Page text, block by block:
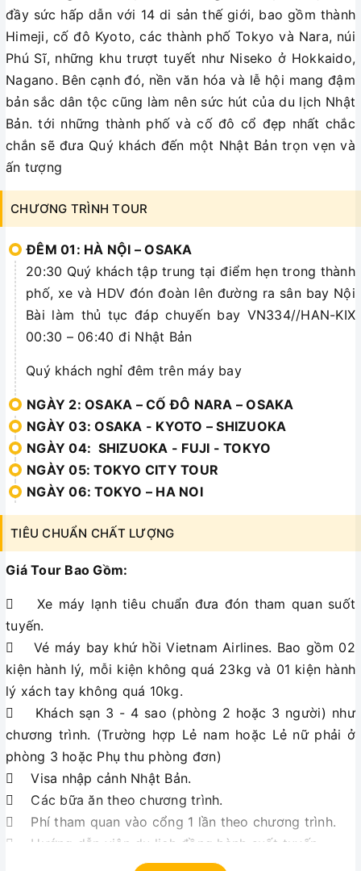
đầy sức hấp dẫn với 14 di sản thế giới, bao gồm thành
Himeji, cố đô Kyoto, các thành phố Tokyo và Nara, núi
Phú Sĩ, những khu trượt tuyết như Niseko ở Hokkaido,
Nagano. Bên cạnh đó, nền văn hóa và lễ hội mang đậm
bản sắc dân tộc cũng làm nên sức hút của du lịch Nhật
Bản. tới những thành phố và cố đô cổ đẹp nhất chắc
chắn sẽ đưa Quý khách đến một Nhật Bản trọn vẹn và
ấn tượng
CHƯƠNG TRÌNH TOUR
ĐÊM 01: HÀ NỘI – OSAKA
20:30 Quý khách tập trung tại điểm hẹn trong thành
phố, xe và HDV đón đoàn lên đường ra sân bay Nội
Bài làm thủ tục đáp chuyến bay VN334//HAN-KIX
00:30 – 06:40 đi Nhật Bản
Quý khách nghỉ đêm trên máy bay
NGÀY 2: OSAKA – CỐ ĐÔ NARA – OSAKA
NGÀY 03: OSAKA - KYOTO – SHIZUOKA
NGÀY 04: SHIZUOKA - FUJI - TOKYO
NGÀY 05: TOKYO CITY TOUR
NGÀY 06: TOKYO – HA NOI
TIÊU CHUẨN CHẤT LƯỢNG
Giá Tour Bao Gồm:
 Xe máy lạnh tiêu chuẩn đưa đón tham quan suốt
tuyến.
 Vé máy bay khứ hồi Vietnam Airlines. Bao gồm 02
kiện hành lý, mỗi kiện không quá 23kg và 01 kiện hành
lý xách tay không quá 10kg.
 Khách sạn 3 - 4 sao (phòng 2 hoặc 3 người) như
chương trình. (Trường hợp Lẻ nam hoặc Lẻ nữ phải ở
phòng 3 hoặc Phụ thu phòng đơn)
 Visa nhập cảnh Nhật Bản.
 Các bữa ăn theo chương trình.
 Phí tham quan vào cổng 1 lần theo chương trình.
 Hướng dẫn viên du lịch đồng hành suốt tuyến.
 Nước uống 1 chai/khách/ngày